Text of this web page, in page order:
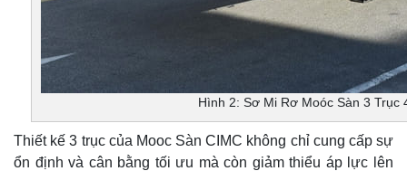
Hình 2: Sơ Mi Rơ Moóc Sàn 3 Trục
Thiết kế 3 trục của Mooc Sàn CIMC không chỉ cung cấp sự
ổn định và cân bằng tối ưu mà còn giảm thiểu áp lực lên